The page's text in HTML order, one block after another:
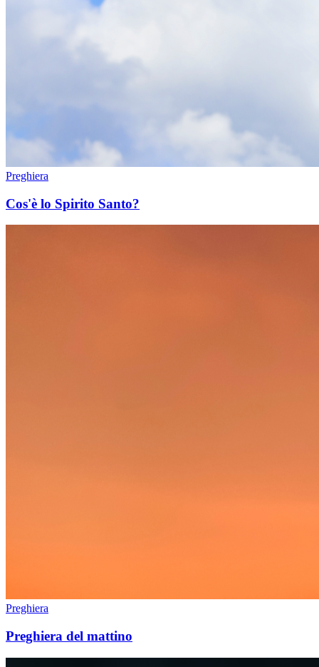
Preghiera
Cos'è lo Spirito Santo?
Preghiera
Preghiera del mattino